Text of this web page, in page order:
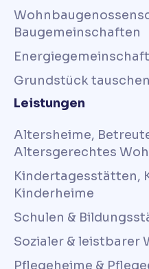
Baugemeinschaften
Grundstück tauschen
Leistungen
Altersheime,
Altersgerechtes
Kindertagesstätten,
Kinderheime
Schulen &
Sozialer & leistbarer
Pflegeheime &